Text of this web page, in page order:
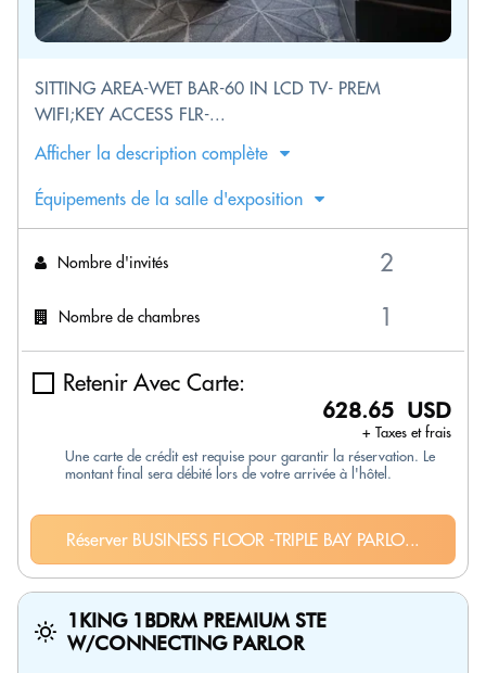
SITTING AREA-WET BAR-60 IN LCD TV- PREM
WIFI;KEY ACCESS FLR-...
Afficher la description complète
Équipements de la salle d'exposition
Nombre d'invités
Nombre de chambres
Retenir Avec Carte:
628.65 USD
+ Taxes et frais
Une carte de crédit est requise pour garantir la réservation. Le
montant final sera débité lors de votre arrivée à l'hôtel.
Réserver BUSINESS FLOOR -TRIPLE BAY PARLO...
1KING 1BDRM PREMIUM STE
W/CONNECTING PARLOR